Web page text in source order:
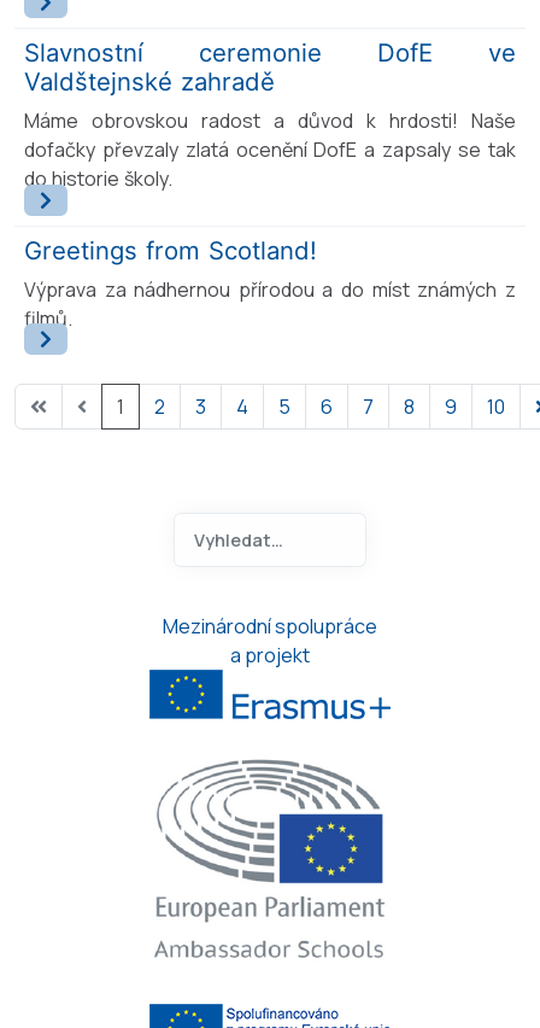
Mezinárodní spolupráce
a projekt
Slavnostní ceremonie DofE ve
Valdštejnské zahradě
Máme obrovskou radost a důvod k hrdosti! Naše
dofačky převzaly zlatá ocenění DofE a zapsaly se tak
do historie školy.
Greetings from Scotland!
Výprava za nádhernou přírodou a do míst známých z
filmů.
1 2 3 4 5 6 7 8 9 10